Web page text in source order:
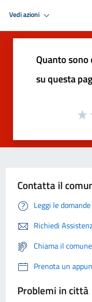
Vedi azioni
Quanto
su questa
Contatta il
Leggi le
Richiedi
Chiama il
Prenota un
Problemi in città